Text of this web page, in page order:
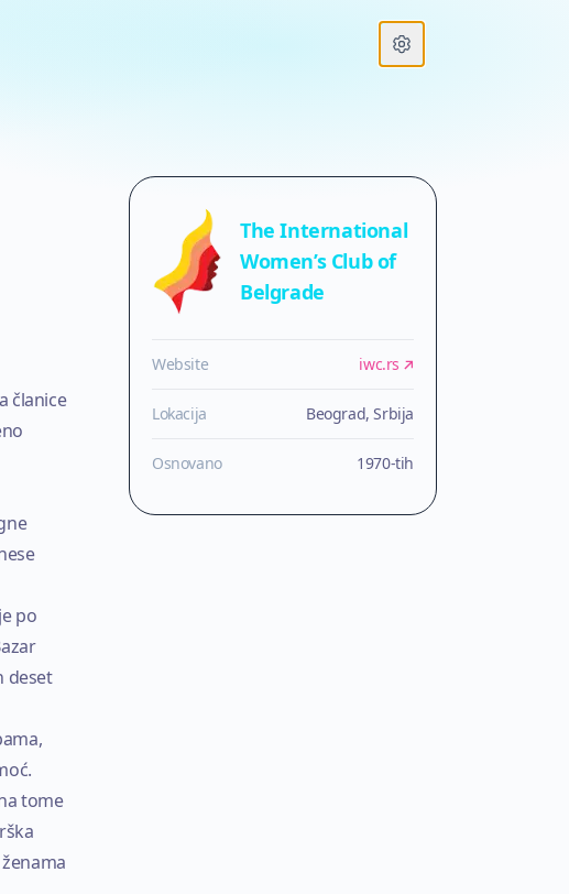
Open settings
članice
po
deset
tome
The International
Women’s Club of
Belgrade
Website iwc.rs
Lokacija Beograd, Srbija
Osnovano 1970-tih